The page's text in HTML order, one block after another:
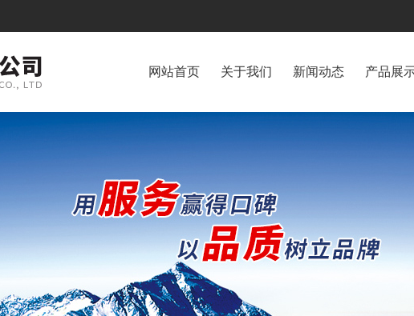
网站首页 关于我们 新闻动态 产品展